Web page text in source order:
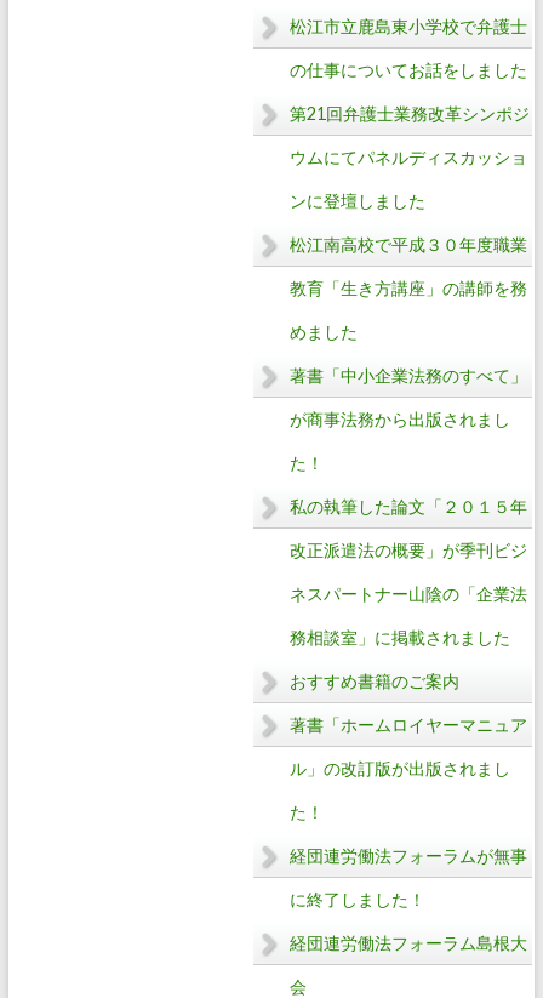
松江市立鹿島東小学校で弁護士
の仕事についてお話をしました
第21回弁護士業務改革シンポジ
ウムにてパネルディスカッショ
ンに登壇しました
松江南高校で平成３０年度職業
教育「生き方講座」の講師を務
めました
著書「中小企業法務のすべて」
が商事法務から出版されまし
た！
私の執筆した論文「２０１５年
改正派遣法の概要」が季刊ビジ
ネスパートナー山陰の「企業法
務相談室」に掲載されました
おすすめ書籍のご案内
著書「ホームロイヤーマニュア
ル」の改訂版が出版されまし
た！
経団連労働法フォーラムが無事
に終了しました！
経団連労働法フォーラム島根大
会